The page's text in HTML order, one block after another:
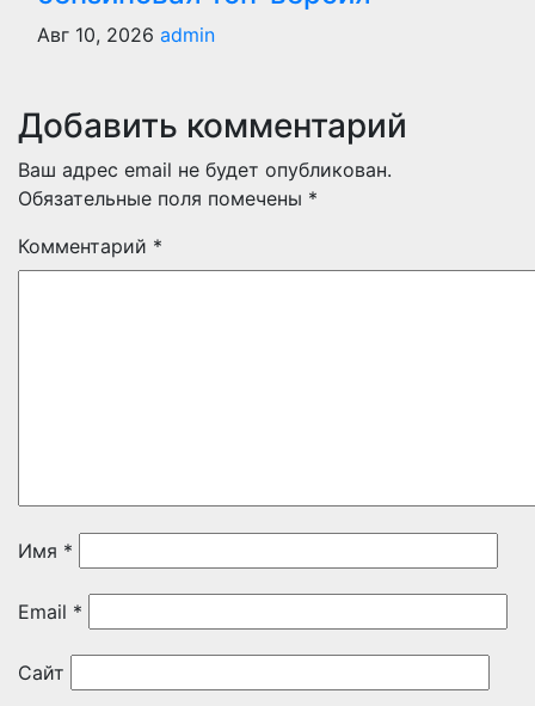
Авг 10, 2026 admin
Добавить комментарий
Ваш адрес email не будет опубликован.
Обязательные поля помечены *
Комментарий *
Имя *
Email *
Сайт